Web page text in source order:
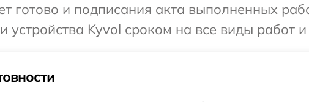
готово и подписания акта выполненных
Kyvol сроком на все виды работ и